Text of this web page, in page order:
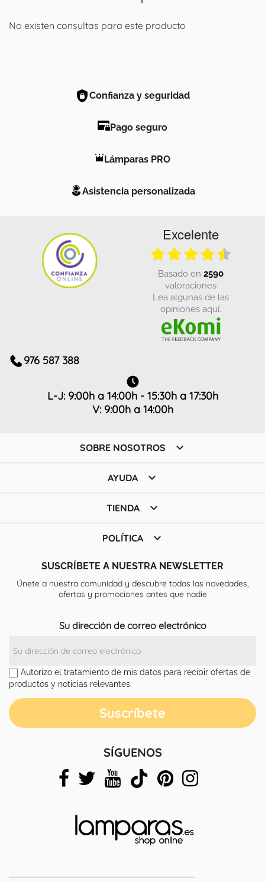
No existen consultas para este producto
Confianza y seguridad
Pago seguro
Lámparas PRO
Asistencia personalizada
Excelente
basado en 2590
valoraciones
Lea algunas de las
opiniones aquí.
976 587 388
L-J: 9:00h a 14:00h - 15:30h a 17:30h
V: 9:00h a 14:00h
SOBRE NOSOTROS 
AYUDA 
TIENDA 
POLÍTICA 
SUSCRÍBETE A NUESTRA NEWSLETTER
Únete a nuestra comunidad y descubre todas las novedades,
ofertas y promociones antes que nadie
Su dirección de correo electrónico
Autorizo el tratamiento de mis datos para recibir ofertas de
productos y noticias relevantes.
SÍGUENOS